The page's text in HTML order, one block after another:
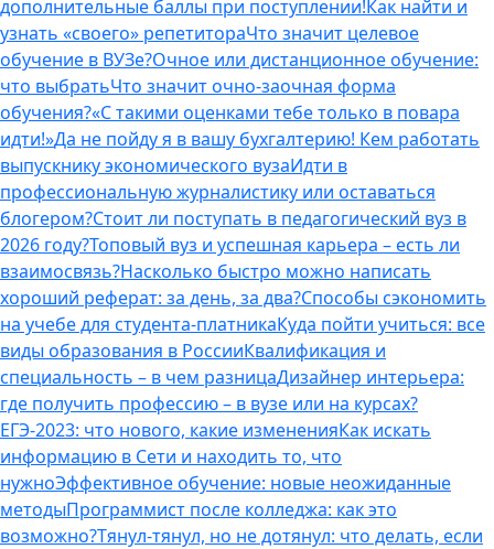
дополнительные баллы при поступлении!Как найти и
узнать «своего» репетитораЧто значит целевое
обучение в ВУЗе?Очное или дистанционное обучение:
что выбратьЧто значит очно-заочная форма
обучения?«С такими оценками тебе только в повара
идти!»Да не пойду я в вашу бухгалтерию! Кем работать
выпускнику экономического вузаИдти в
профессиональную журналистику или оставаться
блогером?Стоит ли поступать в педагогический вуз в
2026 году?Топовый вуз и успешная карьера – есть ли
взаимосвязь?Насколько быстро можно написать
хороший реферат: за день, за два?Способы сэкономить
на учебе для студента-платникаКуда пойти учиться: все
виды образования в РоссииКвалификация и
специальность – в чем разницаДизайнер интерьера:
где получить профессию – в вузе или на курсах?
ЕГЭ-2023: что нового, какие измененияКак искать
информацию в Сети и находить то, что
нужноЭффективное обучение: новые неожиданные
методыПрограммист после колледжа: как это
возможно?Тянул-тянул, но не дотянул: что делать, если